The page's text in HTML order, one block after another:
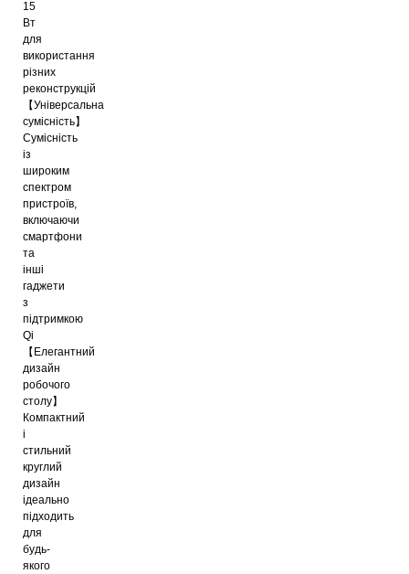
15
Вт
для
використання
різних
реконструкцій
【Універсальна
сумісність】
Сумісність
із
широким
спектром
пристроїв,
включаючи
смартфони
та
інші
гаджети
з
підтримкою
Qi
【Елегантний
дизайн
робочого
столу】
Компактний
і
стильний
круглий
дизайн
ідеально
підходить
для
будь-
якого